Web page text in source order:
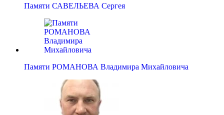
Памяти САВЕЛЬЕВА Сергея
Памяти РОМАНОВА Владимира Михайловича